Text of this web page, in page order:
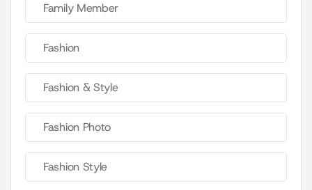
Family Member
Fashion
Fashion & Style
Fashion Photo
Fashion Style